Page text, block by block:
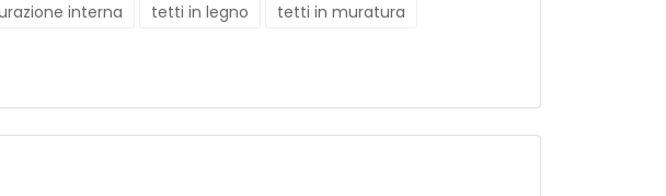
interna tetti in legno tetti in muratura